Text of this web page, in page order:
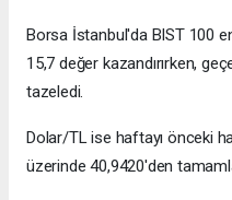
Borsa İstanbul'da BIST 100
15,7 değer kazandırırken,
tazeledi.
Dolar/TL ise haftayı önceki
üzerinde 40,9420'den